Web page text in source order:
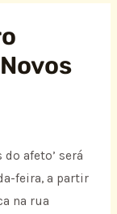
afeto’ será
feira, a partir
na rua